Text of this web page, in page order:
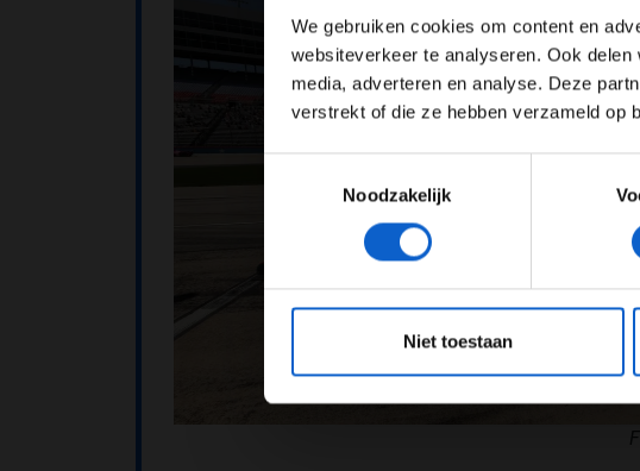
We gebruiken cookies om content en
websiteverkeer te analyseren. Ook
media, adverteren en analyse. Deze
verstrekt of die ze hebben verzameld op
Noodzakelijk
Niet toestaan
JONGER
*Raadpleeg ons